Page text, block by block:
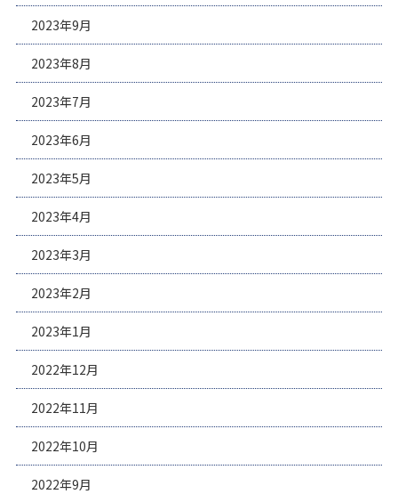
2023年9月
2023年8月
2023年7月
2023年6月
2023年5月
2023年4月
2023年3月
2023年2月
2023年1月
2022年12月
2022年11月
2022年10月
2022年9月